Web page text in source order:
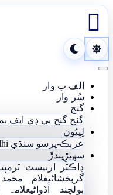

Toggle navigation
الف ب وار
سُر وار
گنج
گنج گنج پي ڊي ايف
لِپِيُون
عربڪ-پرسو سنڌي
سھيڙِيندڙَ
ڊاڪٽر ارنيسٽ ٽرمپ
گربخشاڻيغلام محمد
بولچند آڏواڻي